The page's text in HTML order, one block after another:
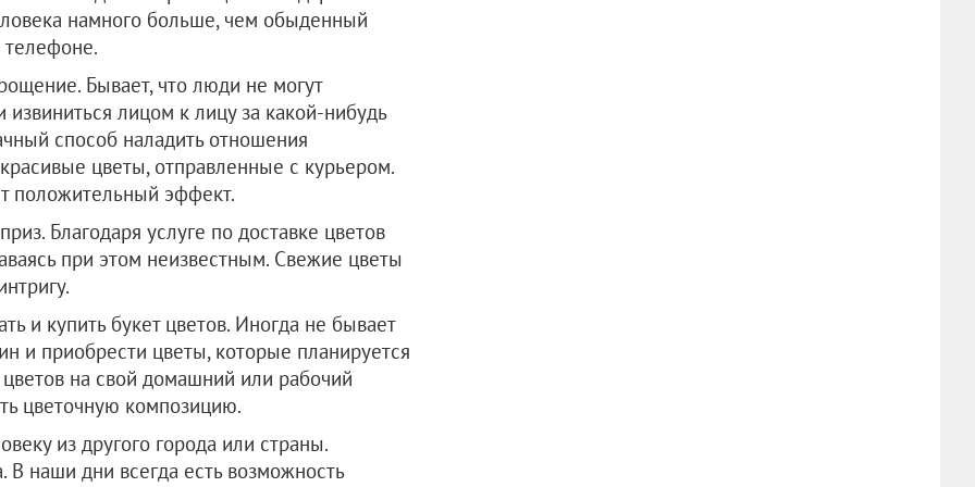
намного больше, чем обыденный
Бывает, что люди не могут
лицом к лицу за какой-нибудь
способ наладить отношения
цветы, отправленные с курьером.
положительный эффект.
Благодаря услуге по доставке цветов
при этом неизвестным. Свежие цветы
и купить букет цветов. Иногда не бывает
и приобрести цветы, которые планируется
цветов на свой домашний или рабочий
цветочную композицию.
из другого города или страны.
наши дни всегда есть возможность